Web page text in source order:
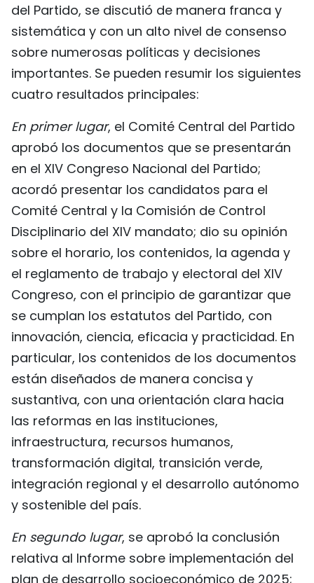
del Partido, se discutió de manera franca y
sistemática y con un alto nivel de consenso
sobre numerosas políticas y decisiones
importantes. Se pueden resumir los siguientes
cuatro resultados principales:
En primer lugar, el Comité Central del Partido
aprobó los documentos que se presentarán
en el XIV Congreso Nacional del Partido;
acordó presentar los candidatos para el
Comité Central y la Comisión de Control
Disciplinario del XIV mandato; dio su opinión
sobre el horario, los contenidos, la agenda y
el reglamento de trabajo y electoral del XIV
Congreso, con el principio de garantizar que
se cumplan los estatutos del Partido, con
innovación, ciencia, eficacia y practicidad. En
particular, los contenidos de los documentos
están diseñados de manera concisa y
sustantiva, con una orientación clara hacia
las reformas en las instituciones,
infraestructura, recursos humanos,
transformación digital, transición verde,
integración regional y el desarrollo autónomo
y sostenible del país.
En segundo lugar, se aprobó la conclusión
relativa al Informe sobre implementación del
plan de desarrollo socioeconómico de 2025;